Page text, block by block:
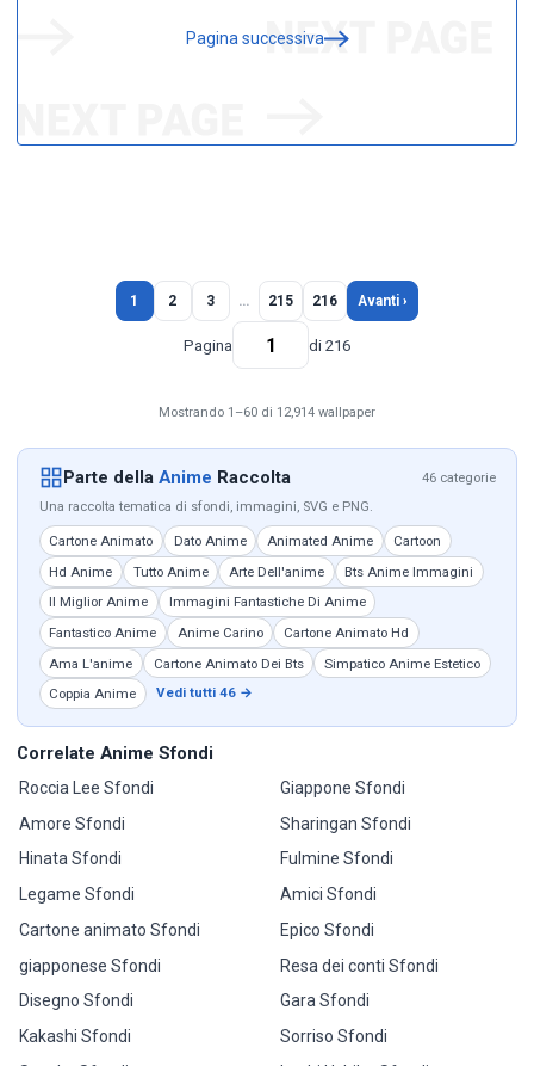
Pagina successiva
1 2 3 … 215 216 Avanti ›
Pagina di 216
Mostrando 1–60 di 12,914 wallpaper
Parte della Anime Raccolta
46 categorie
Una raccolta tematica di sfondi, immagini, SVG e PNG.
Cartone Animato Dato Anime Animated Anime
Cartoon
Hd Anime
Tutto Anime Arte Dell'anime
Bts Anime Immagini
Il Miglior Anime
Immagini Fantastiche Di Anime
Fantastico Anime
Anime Carino
Cartone Animato Hd
Ama L'anime
Cartone Animato Dei Bts
Simpatico Anime Estetico
Coppia Anime
Vedi tutti 46 →
Correlate Anime Sfondi
Roccia Lee Sfondi
Amore Sfondi
Hinata Sfondi
Legame Sfondi
Cartone animato Sfondi
giapponese Sfondi
Disegno Sfondi
Kakashi Sfondi
Giappone Sfondi
Sharingan Sfondi
Fulmine Sfondi
Amici Sfondi
Epico Sfondi
Resa dei conti Sfondi
Gara Sfondi
Sorriso Sfondi